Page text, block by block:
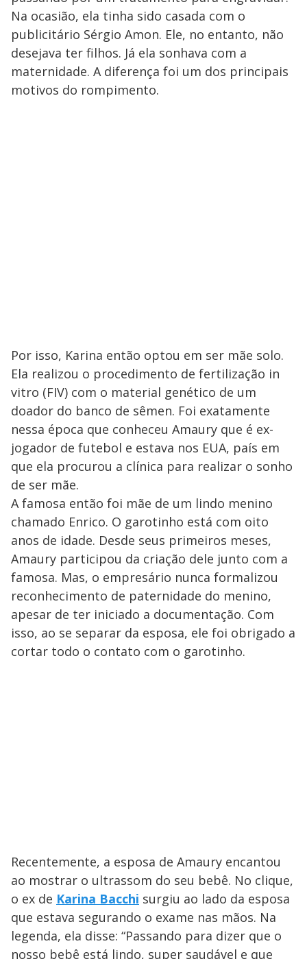
Na ocasião, ela tinha sido casada com o
publicitário Sérgio Amon. Ele, no entanto, não
desejava ter filhos. Já ela sonhava com a
maternidade. A diferença foi um dos principais
motivos do rompimento.
Por isso, Karina então optou em ser mãe solo.
Ela realizou o procedimento de fertilização in
vitro (FIV) com o material genético de um
doador do banco de sêmen. Foi exatamente
nessa época que conheceu Amaury que é ex-
jogador de futebol e estava nos EUA, país em
que ela procurou a clínica para realizar o sonho
de ser mãe.
A famosa então foi mãe de um lindo menino
chamado Enrico. O garotinho está com oito
anos de idade. Desde seus primeiros meses,
Amaury participou da criação dele junto com a
famosa. Mas, o empresário nunca formalizou
reconhecimento de paternidade do menino,
apesar de ter iniciado a documentação. Com
isso, ao se separar da esposa, ele foi obrigado a
cortar todo o contato com o garotinho.
Recentemente, a esposa de Amaury encantou
ao mostrar o ultrassom do seu bebê. No clique,
o ex de Karina Bacchi surgiu ao lado da esposa
que estava segurando o exame nas mãos. Na
legenda, ela disse: “Passando para dizer que o
nosso bebê está lindo, super saudável e que